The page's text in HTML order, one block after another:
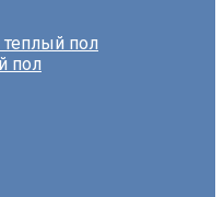
теплый пол
пол